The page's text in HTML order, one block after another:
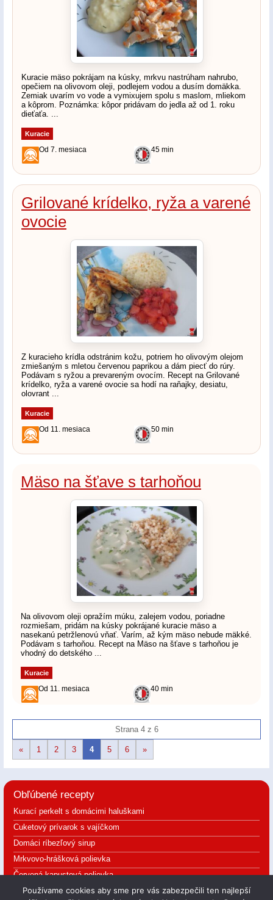
Kuracie mäso pokrájam na kúsky, mrkvu nastrúham nahrubo,
opečiem na olivovom oleji, podlejem vodou a dusím domäkka.
Zemiak uvarím vo vode a vymixujem spolu s maslom, mliekom
a kôprom. Poznámka: kôpor pridávam do jedla až od 1. roku
dieťaťa. ...
Kuracie
Od 7. mesiaca 45 min
Grilované krídelko, ryža a varené
ovocie
Z kuracieho krídla odstránim kožu, potriem ho olivovým olejom
zmiešaným s mletou červenou paprikou a dám piecť do rúry.
Podávam s ryžou a prevareným ovocím. Recept na Grilované
krídelko, ryža a varené ovocie sa hodí na raňajky, desiatu,
olovrant ...
Kuracie
Od 11. mesiaca 50 min
Mäso na šťave s tarhoňou
Na olivovom oleji opražím múku, zalejem vodou, poriadne
rozmiešam, pridám na kúsky pokrájané kuracie mäso a
nasekanú petržlenovú vňať. Varím, až kým mäso nebude mäkké.
Podávam s tarhoňou. Recept na Mäso na šťave s tarhoňou je
vhodný do detského ...
Kuracie
Od 11. mesiaca 40 min
Strana 4 z 6
« 1 2 3 4 5 6 »
Obľúbené recepty
Kurací perkelt s domácimi haluškami
Cuketový prívarok s vajíčkom
Domáci ríbezľový sirup
Mrkvovo-hrášková polievka
Červená kapustová polievka
Používame cookies aby sme pre vás zabezpečili ten najlepší